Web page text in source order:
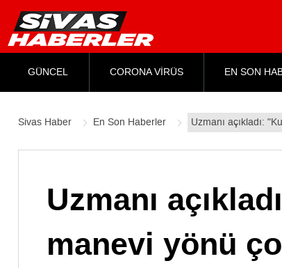
GÜNCEL CORONA VİRÜS EN SON
Sivas Haber En Son Haberler Uzmanı açıkladı:
Uzmanı
manevi yönü